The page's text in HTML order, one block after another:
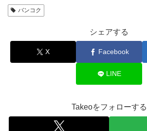
バンコク
シェアする
X Facebook
LINE
Takeoをフォローする